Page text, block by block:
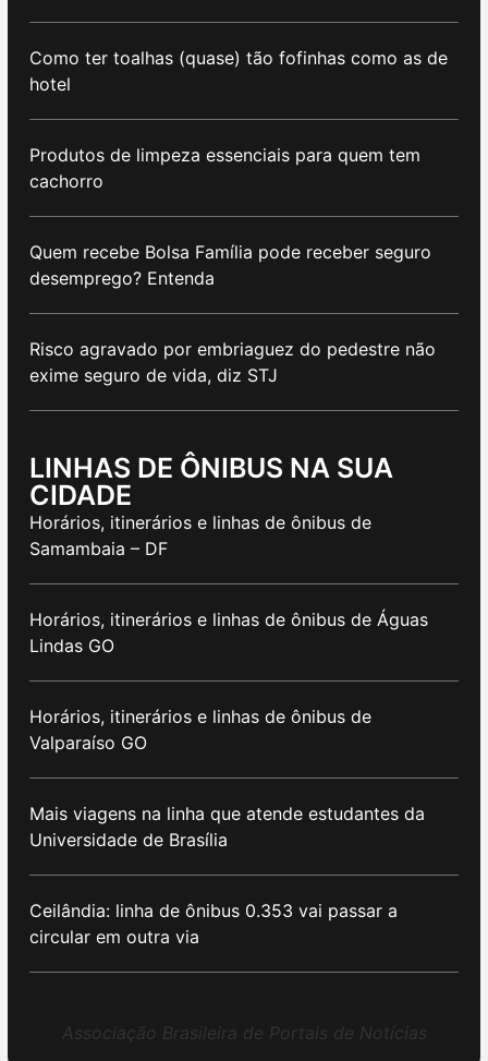
Como ter toalhas (quase) tão fofinhas como as de
hotel
Produtos de limpeza essenciais para quem tem
cachorro
Quem recebe Bolsa Família pode receber seguro
desemprego? Entenda
Risco agravado por embriaguez do pedestre não
exime seguro de vida, diz STJ
LINHAS DE ÔNIBUS NA SUA
CIDADE
Horários, itinerários e linhas de ônibus de
Samambaia – DF
Horários, itinerários e linhas de ônibus de Águas
Lindas GO
Horários, itinerários e linhas de ônibus de
Valparaíso GO
Mais viagens na linha que atende estudantes da
Universidade de Brasília
Ceilândia: linha de ônibus 0.353 vai passar a
circular em outra via
Associação Brasileira de Portais de Notícias